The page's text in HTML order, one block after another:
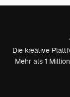
Die kreative
Mehr als 1